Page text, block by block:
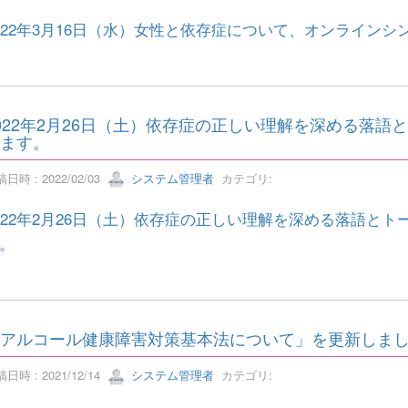
年3月16日（水）女性と依存症について、オンラインシ
年2月26日（土）依存症の正しい理解を深める落語
す。
日時 : 2022/02/03 システム管理者カテゴリ:
年2月26日（土）依存症の正しい理解を深める落語とト
ルコール健康障害対策基本法について」を更新しま
日時 : 2021/12/14 システム管理者カテゴリ: